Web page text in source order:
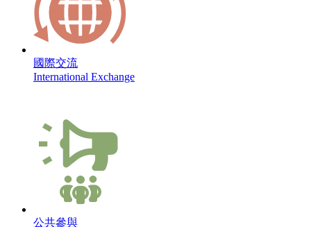
國際交流
International Exchange
公共參與